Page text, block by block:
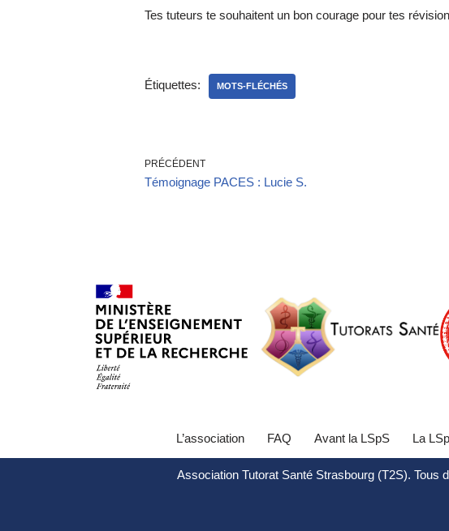
Tes tuteurs te souhaitent un bon courage pour tes
Étiquettes: MOTS-FLÉCHÉS
PRÉCÉDENT
Témoignage PACES : Lucie S.
L’association FAQ Avant la LSpS La
Association Tutorat Santé Strasbourg (T2S).